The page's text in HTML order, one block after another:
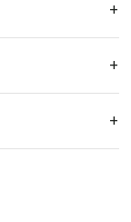
+
+
+